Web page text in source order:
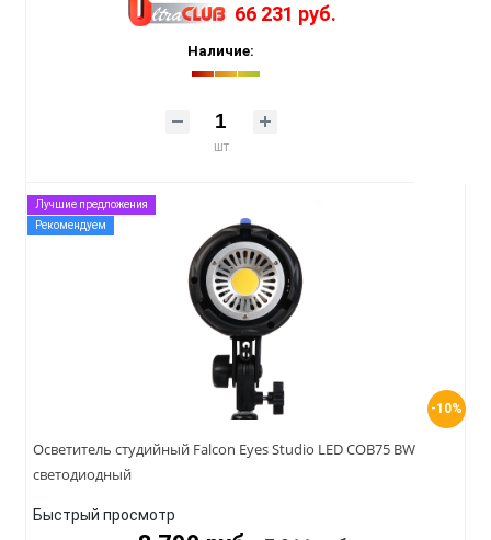
66 231 руб.
Наличие:
шт
-10%
Лучшие предложения
Рекомендуем
Осветитель студийный Falcon Eyes Studio LED COB75 BW
светодиодный
Быстрый просмотр